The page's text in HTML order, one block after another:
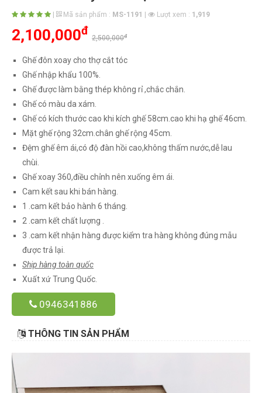
Mã sản phẩm : MS-1191 Lượt xem : 1,919
2,100,000đ
2,500,000đ
Ghế đôn xoay cho thợ cắt tóc
Ghế nhập khẩu 100%.
Ghế được làm bằng thép không rỉ ,chắc chắn.
Ghế có màu da xám.
Ghế có kích thước cao khi kích ghế 58cm.cao khi hạ ghế 46cm.
Mặt ghế rộng 32cm.chân ghế rộng 45cm.
Đệm ghế êm ái,có độ đàn hồi cao,không thấm nước,dễ lau
chùi.
Ghế xoay 360,điều chỉnh nên xuống êm ái.
Cam kết sau khi bán hàng.
1 .cam kết bảo hành 6 tháng.
2 .cam kết chất lượng .
3 .cam kết nhận hàng được kiểm tra hàng không đúng mẫu
được trả lại.
Ship hàng toàn quốc
Xuất xứ Trung Quốc.
0946341886
THÔNG TIN SẢN PHẨM